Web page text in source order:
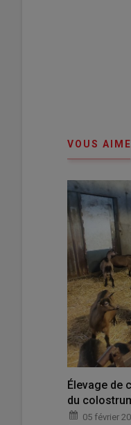
VOUS
Élevage de
du
05 février